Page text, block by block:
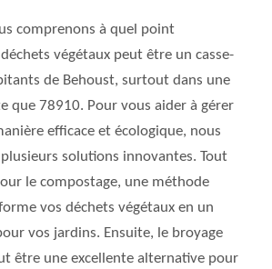
comprenons à quel point
végétaux peut être un casse-
de Behoust, surtout dans une
que 78910. Pour vous aider à gérer
efficace et écologique, nous
solutions innovantes. Tout
le compostage, une méthode
vos déchets végétaux en un
vos jardins. Ensuite, le broyage
être une excellente alternative pour